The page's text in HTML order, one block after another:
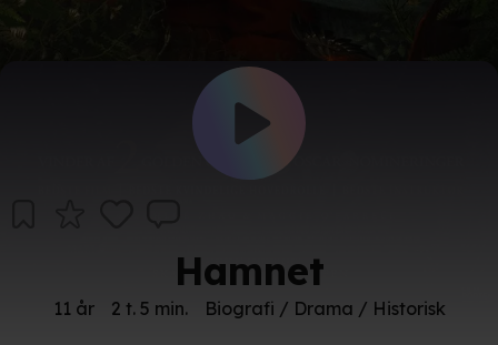
Hamnet
11 år 2 t. 5 min. Biografi / Drama / Historisk